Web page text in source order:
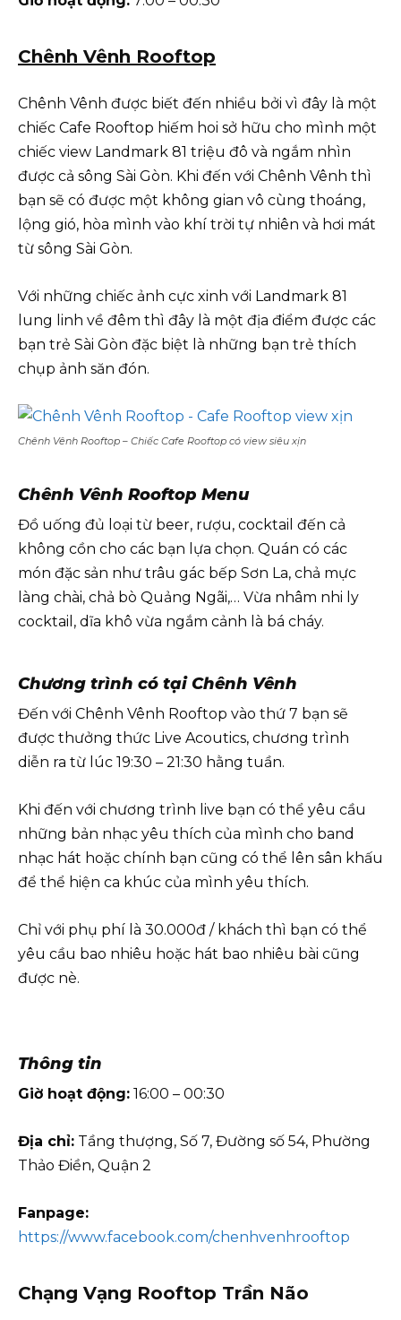
Chênh Vênh Rooftop
Chênh Vênh được biết đến nhiều bởi vì đây là một
chiếc Cafe Rooftop hiếm hoi sở hữu cho mình một
chiếc view Landmark 81 triệu đô và ngắm nhìn
được cả sông Sài Gòn. Khi đến với Chênh Vênh thì
bạn sẽ có được một không gian vô cùng thoáng,
lộng gió, hòa mình vào khí trời tự nhiên và hơi mát
từ sông Sài Gòn.
Với những chiếc ảnh cực xinh với Landmark 81
lung linh về đêm thì đây là một địa điểm được các
bạn trẻ Sài Gòn đặc biệt là những bạn trẻ thích
chụp ảnh săn đón.
Chênh Vênh Rooftop – Chiếc Cafe Rooftop có view siêu xịn
Chênh Vênh Rooftop Menu
Đồ uống đủ loại từ beer, rượu, cocktail đến cả
không cồn cho các bạn lựa chọn. Quán có các
món đặc sản như trâu gác bếp Sơn La, chả mực
làng chài, chả bò Quảng Ngãi,… Vừa nhâm nhi ly
cocktail, dĩa khô vừa ngắm cảnh là bá cháy.
Chương trình có tại Chênh Vênh
Đến với Chênh Vênh Rooftop vào thứ 7 bạn sẽ
được thưởng thức Live Acoutics, chương trình
diễn ra từ lúc 19:30 – 21:30 hằng tuần.
Khi đến với chương trình live bạn có thể yêu cầu
những bản nhạc yêu thích của mình cho band
nhạc hát hoặc chính bạn cũng có thể lên sân khấu
để thể hiện ca khúc của mình yêu thích.
Chỉ với phụ phí là 30.000đ / khách thì bạn có thể
yêu cầu bao nhiêu hoặc hát bao nhiêu bài cũng
được nè.
Thông tin
Giờ hoạt động: 16:00 – 00:30
Địa chỉ: Tầng thượng, Số 7, Đường số 54, Phường
Thảo Điền, Quận 2
Fanpage:
https://www.facebook.com/chenhvenhrooftop
Chạng Vạng Rooftop Trần Não